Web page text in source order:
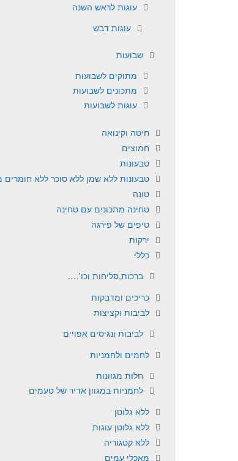
עוגות לראש השנה
עוגות דבש
שבועות
מתוקים לשבועות
מתכונים לשבועות
עוגות לשבועות
חיטה וקינואה
חמוצים
טבעונות
טבעונות ללא שמן ללא סוכר ללא
טונה
טחינה מתכונים עם טחינה
טיפים של פירגה
ירקות
כללי
ברכות,סליחות וכו'….
כריכים ומדבקות
לביבות וקציצות
לביבות ונגיסים אפויים
לחמים ולחמניות
חלות מגוונות
לחמניות במגוון אדיר של טעמים
ללא גלוטן
ללא גלוטן עוגות
ללא קטגוריה
מאכלי עמים